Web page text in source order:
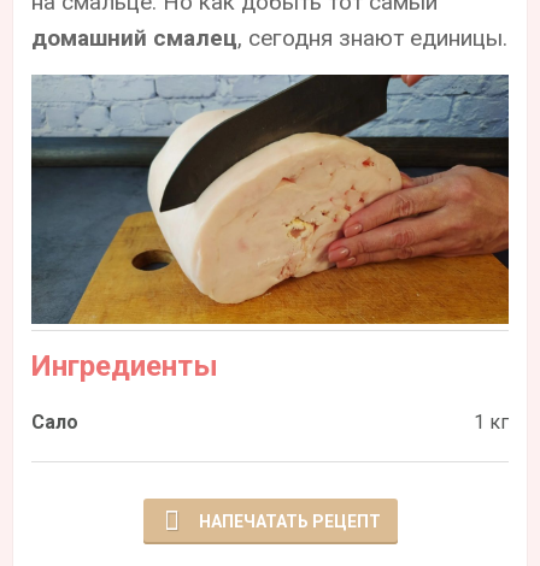
домашний смалец, сегодня знают единицы.
Ингредиенты
Сало 1 кг
НАПЕЧАТАТЬ РЕЦЕПТ